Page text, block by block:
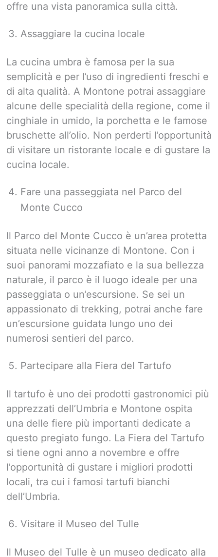
offre una vista panoramica sulla città.
Assaggiare la cucina locale
La cucina umbra è famosa per la sua
semplicità e per l’uso di ingredienti freschi e
di alta qualità. A Montone potrai assaggiare
alcune delle specialità della regione, come il
cinghiale in umido, la porchetta e le famose
bruschette all’olio. Non perderti l’opportunità
di visitare un ristorante locale e di gustare la
cucina locale.
Fare una passeggiata nel Parco del
Monte Cucco
Il Parco del Monte Cucco è un’area protetta
situata nelle vicinanze di Montone. Con i
suoi panorami mozzafiato e la sua bellezza
naturale, il parco è il luogo ideale per una
passeggiata o un’escursione. Se sei un
appassionato di trekking, potrai anche fare
un’escursione guidata lungo uno dei
numerosi sentieri del parco.
Partecipare alla Fiera del Tartufo
Il tartufo è uno dei prodotti gastronomici più
apprezzati dell’Umbria e Montone ospita
una delle fiere più importanti dedicate a
questo pregiato fungo. La Fiera del Tartufo
si tiene ogni anno a novembre e offre
l’opportunità di gustare i migliori prodotti
locali, tra cui i famosi tartufi bianchi
dell’Umbria.
Visitare il Museo del Tulle
Il Museo del Tulle è un museo dedicato alla